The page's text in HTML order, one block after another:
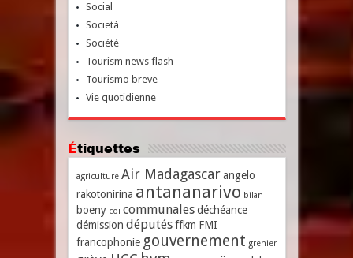
Social
Società
Société
Tourism news flash
Tourismo breve
Vie quotidienne
Étiquettes
agriculture Air Madagascar angelo
rakotonirina antananarivo bilan
boeny coi communales déchéance
démission députés ffkm FMI
francophonie gouvernement grenier